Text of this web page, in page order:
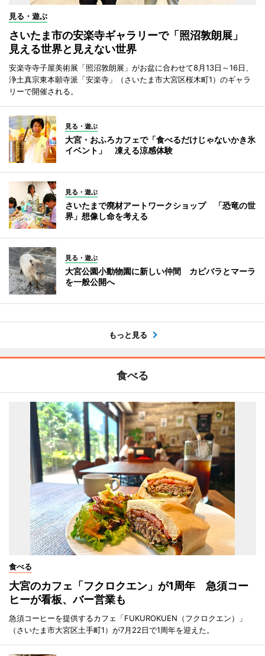
見る・遊ぶ
さいたま市の安楽寺ギャラリーで「照沼敦朗展」
見える世界と見えない世界
安楽寺寺子屋美術展「照沼敦朗展」がお盆に合わせて8月13日～16日、
浄土真宗東本願寺派「安楽寺」（さいたま市大宮区桜木町1）のギャラ
リーで開催される。
見る・遊ぶ
大宮・おふろカフェで「食べるだけじゃないかき氷
イベント」 凍える涼感体験
見る・遊ぶ
さいたまで廃材アートワークショップ 「恐竜の世
界」想像し命を考える
見る・遊ぶ
大宮公園小動物園に新しい仲間 カピバラとマーラ
を一般公開へ
もっと見る
食べる
食べる
大宮のカフェ「フクロクエン」が1周年 急須コー
ヒーが看板、バー営業も
急須コーヒーを提供するカフェ「FUKUROKUEN（フクロクエン）」
（さいたま市大宮区土手町1）が7月22日で1周年を迎えた。